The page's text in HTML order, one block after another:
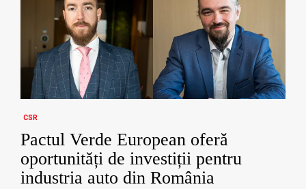
CSR
Pactul Verde European oferă
oportunități de investiții pentru
industria auto din România